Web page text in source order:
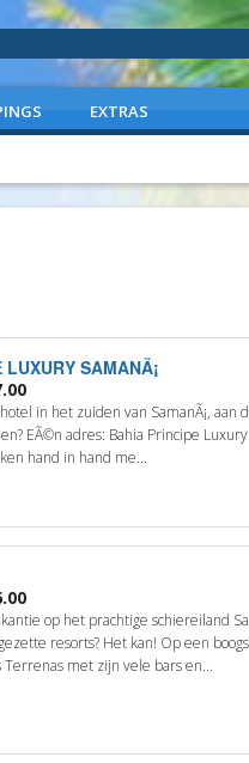
EXTRAS
SAMANÃ¡
in het zuiden van SamanÃ¡, aan
EÃ©n adres: Bahia Principe
hand in hand me...
op het prachtige schiereiland
resorts? Het kan! Op een
met zijn vele bars en...